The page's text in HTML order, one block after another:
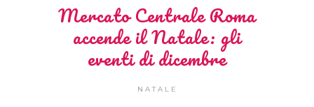
Mercato Centrale Roma
accende il Natale: gli
eventi di dicembre
NATALE